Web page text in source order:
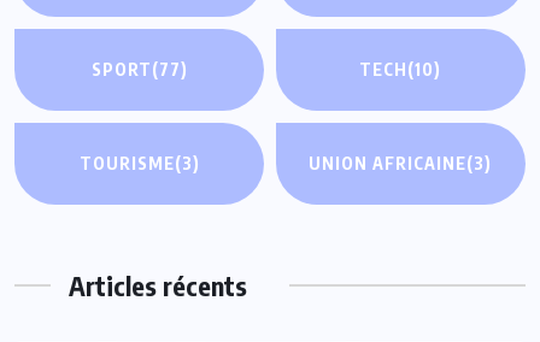
SPORT(77) TECH(10)
TOURISME(3) UNION AFRICAINE(3)
Articles récents